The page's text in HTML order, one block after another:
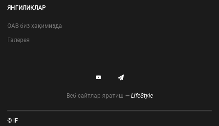
ЯНГИЛИКЛАР
ОАВ биз ҳақимизда
Галерея
Веб-сайтлар яратиш — LifeStyle
© IF